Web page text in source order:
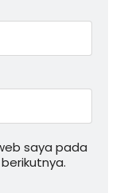
saya pada